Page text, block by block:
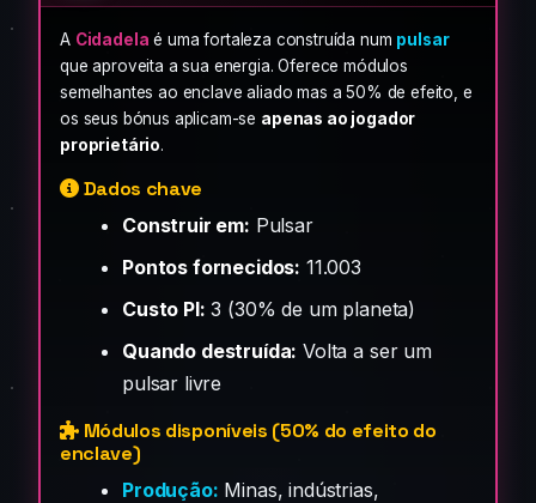
A Cidadela é uma fortaleza construída num pulsar
que aproveita a sua energia. Oferece módulos
semelhantes ao enclave aliado mas a 50% de efeito, e
os seus bónus aplicam-se apenas ao jogador
proprietário.
Dados chave
Construir em: Pulsar
Pontos fornecidos: 11.003
Custo PI: 3 (30% de um planeta)
Quando destruída: Volta a ser um
pulsar livre
Módulos disponíveis (50% do efeito do
enclave)
Produção: Minas, indústrias,